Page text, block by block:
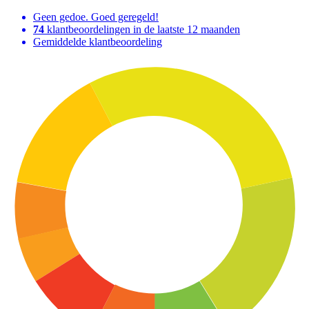
Geen gedoe. Goed geregeld!
74 klantbeoordelingen in de laatste 12 maanden
Gemiddelde klantbeoordeling